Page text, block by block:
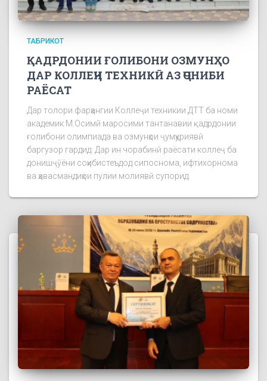
ТАБРИКОТ
ҚАДРДОНИИ ҒОЛИБОНИ ОЗМУНҲО
ДАР КОЛЛЕҶИ ТЕХНИКӢ АЗ ҶОНИБИ
РАЁСАТ
Дар толори фарҳангии Коллеҷи техникии ДТТ ба номи
академик М.Осимӣ маросими тантанавии қадрдонии
ғолибони олимпиада ва озмунҳои ҷумҳуриявӣ
баргузор гардид. Дар ин чорабинӣ раёсати коллеҷ ба
донишҷӯёни соҳибистеъдод сипоснома, ифтихорнома
ва ҳавасмандиҳои пулии молиявӣ супорид.